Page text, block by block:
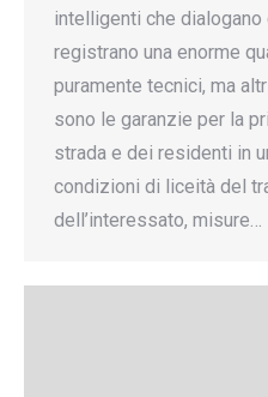
intelligenti che
registrano una enorme
puramente tecnici, ma
sono le garanzie per la
strada e dei residenti in
condizioni di liceità del
dell’interessato, misure…